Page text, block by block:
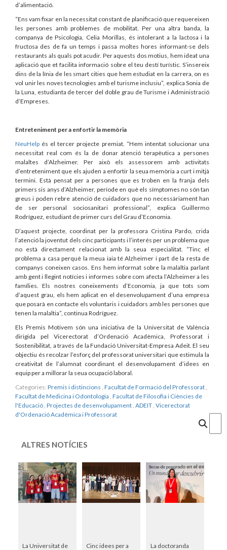
d’alimentació.
“Ens vam fixar en la necessitat constant de planificació que requereixen
les persones amb problemes de mobilitat. Per una altra banda, la
companya de Psicologia, Celia Morillas, és intolerant a la lactosa i la
fructosa des de fa un temps i passa moltes hores informant-se dels
restaurants als quals pot acudir. Per aquests dos motius, hem ideat una
aplicació que et facilita informació sobre el teu destí turístic. S’insereix
dins de la línia de les smart cities que hem estudiat en la carrera, on es
vol unir les noves tecnologies amb el turisme inclusiu”, explica Sonia de
la Luna, estudianta de tercer del doble grau de Turisme i Administració
d’Empreses.
Entreteniment per a enfortir la memòria
NeuHelp és el tercer projecte premiat. “Hem intentat solucionar una
necessitat real com és la de donar atenció terapèutica a persones
malaltes d’Alzheimer. Per això els assessorem amb activitats
d’entreteniment que els ajuden a enfortir la seua memòria a curt i mitjà
termini. Està pensat per a persones que es troben en la franja dels
primers sis anys d’Alzheimer, període en què els símptomes no són tan
greus i poden rebre atenció de cuidadors que no necessàriament han
de ser personal sociosanitari professional”, explica Guillermo
Rodríguez, estudiant de primer curs del Grau d’Economia.
D’aquest projecte, coordinat per la professora Cristina Pardo, crida
l’atenció la joventut dels cinc participants i l’interés per un problema que
no està directament relacionat amb la seua especialitat. “Tinc el
problema a casa perquè la meua iaia té Alzheimer i part de la resta de
companys coneixen casos. Ens hem informat sobre la malaltia parlant
amb gent i llegint notícies i informes sobre com afecta l’Alzheimer a les
famílies. Els nostres coneixements d’Economia, ja que tots som
d’aquest grau, els hem aplicat en el desenvolupament d’una empresa
que posarà en contacte els voluntaris i cuidadors amb les persones que
tenen la malaltia”, continua Rodríguez.
Els Premis Motivem són una iniciativa de la Universitat de València
dirigida pel Vicerectorat d’Ordenació Acadèmica, Professorat i
Sostenibilitat, a través de la Fundació Universitat-Empresa Adeit. El seu
objectiu és recolzar l’esforç del professorat universitari que estimula la
creativitat de l’alumnat coordinant el desenvolupament d’idees en
equip per a millorar la seua ocupació laboral.
Categories: Premis i distincions Facultat de Formació del Professorat
Facultat de Medicina i Odontologia Facultat de Filosofia i Ciències de
l'Educació Projectes de desenvolupament ADEIT Vicerectorat
d'Ordenació Acadèmica i Professorat
ALTRES NOTÍCIES
La Universitat de
Cinc idees per a
La doctoranda